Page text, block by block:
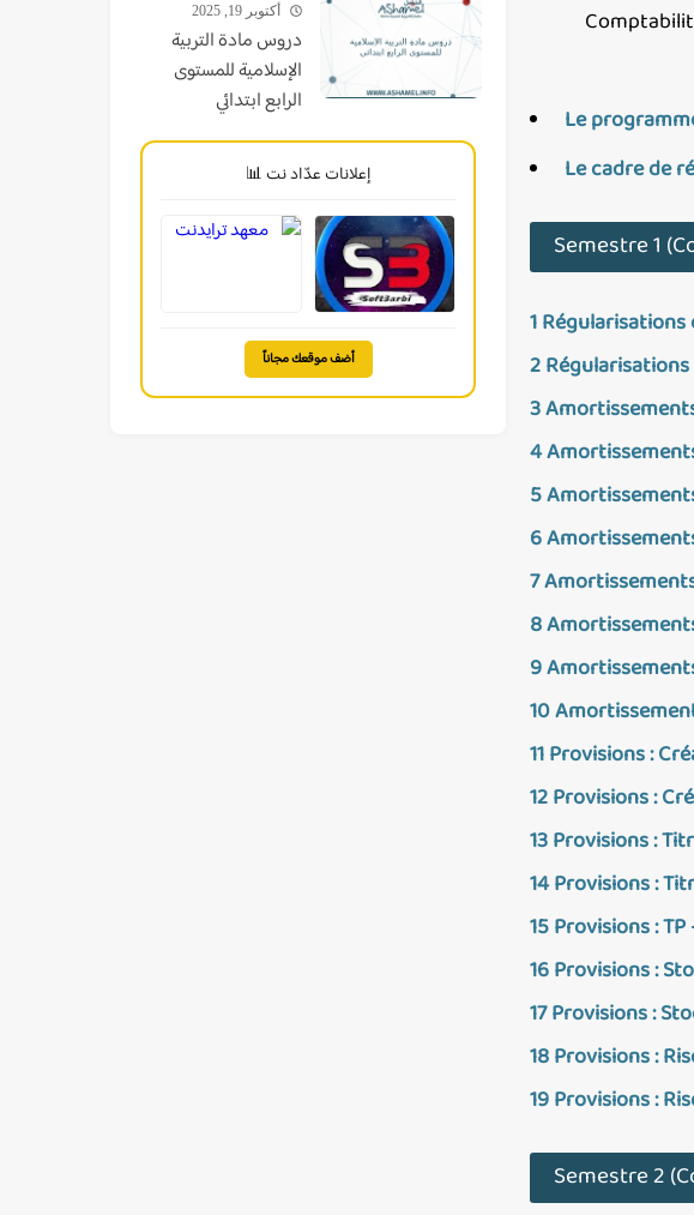
Le
Le cadre de
Semestre 1
1
2
3
4
5
6
7
8
9
10
11 Provisions :
12 Provisions :
13 Provisions :
14 Provisions :
15 Provisions :
16 Provisions :
17 Provisions :
18 Provisions :
19 Provisions :
Semestre 2
أكتوبر 19, 2025
دروس مادة التربية
الإسلامية للمستوى
الرابع ابتدائي
إعلانات عدّاد نت 📊
أضف موقعك مجاناً